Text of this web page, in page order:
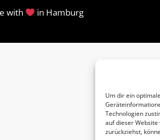
Um dir ein
Technologien
auf dieser
zurückziehst,
with in Hamburg